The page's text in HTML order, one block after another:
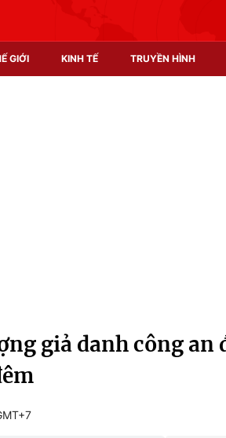
GIỚI KINH TẾ TRUYỀN HÌNH
giả danh công an